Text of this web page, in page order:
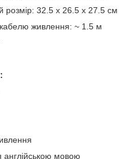
розмір: 32.5 x 26.5 x 27.5 см
живлення: ~ 1.5 м
англійською мовою